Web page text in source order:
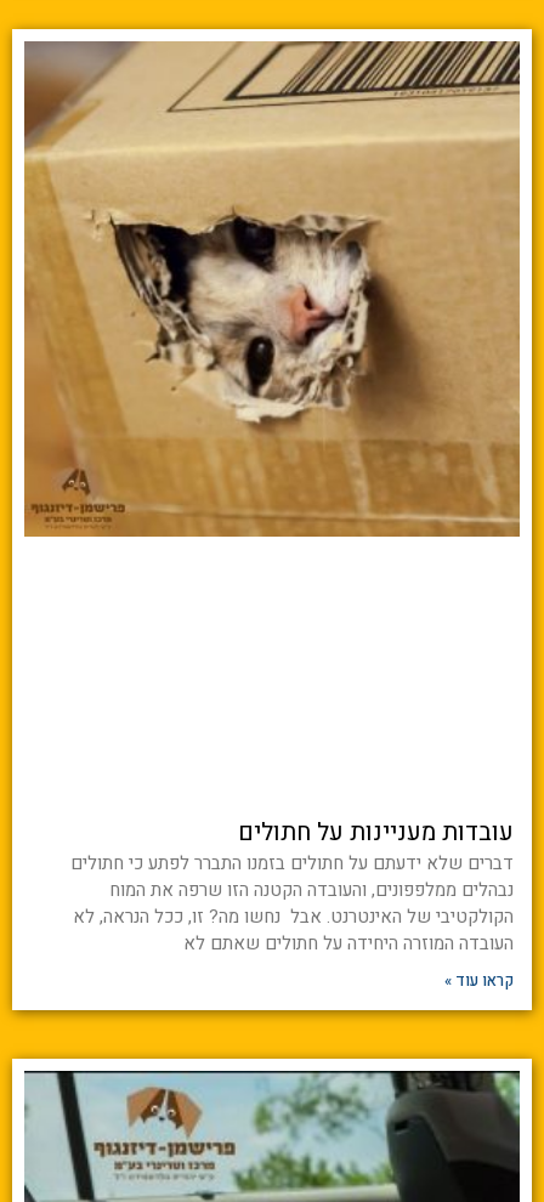
עובדות מעניינות על חתולים
דברים שלא ידעתם על חתולים בזמנו התברר לפתע כי חתולים
נבהלים ממלפפונים, והעובדה הקטנה הזו שרפה את המוח
הקולקטיבי של האינטרנט. אבל נחשו מה? זו, ככל הנראה, לא
העובדה המוזרה היחידה על חתולים שאתם לא
קראו עוד »